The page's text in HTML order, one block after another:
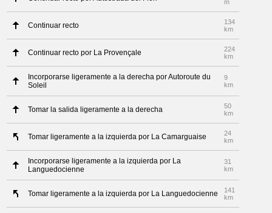
m
Continuar recto
134
km
Continuar recto por La Provençale
224
km
Incorporarse ligeramente a la derecha por Autoroute du
Soleil
9
km
Tomar la salida ligeramente a la derecha
50
km
Tomar ligeramente a la izquierda por La Camarguaise
24
km
Incorporarse ligeramente a la izquierda por La
Languedocienne
31
km
Tomar ligeramente a la izquierda por La Languedocienne
141
km